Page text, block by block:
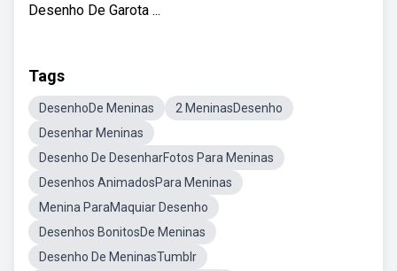
Desenho De Garota ...
Tags
DesenhoDe Meninas
2 MeninasDesenho
Desenhar Meninas
Desenho De DesenharFotos Para Meninas
Desenhos AnimadosPara Meninas
Menina ParaMaquiar Desenho
Desenhos BonitosDe Meninas
Desenho De MeninasTumblr